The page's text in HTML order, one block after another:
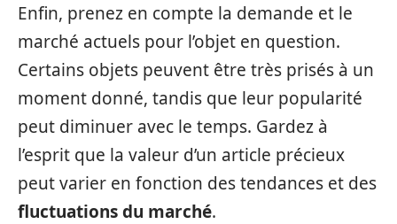
Enfin, prenez en compte la demande et le
marché actuels pour l’objet en question.
Certains objets peuvent être très prisés à un
moment donné, tandis que leur popularité
peut diminuer avec le temps. Gardez à
l’esprit que la valeur d’un article précieux
peut varier en fonction des tendances et des
fluctuations du marché.